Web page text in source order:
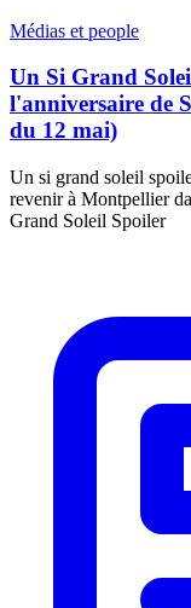
Médias et people
Un Si Grand
l'anniversaire de
du 12 mai)
Un si grand soleil
revenir à Montpellier
Grand Soleil Spoiler